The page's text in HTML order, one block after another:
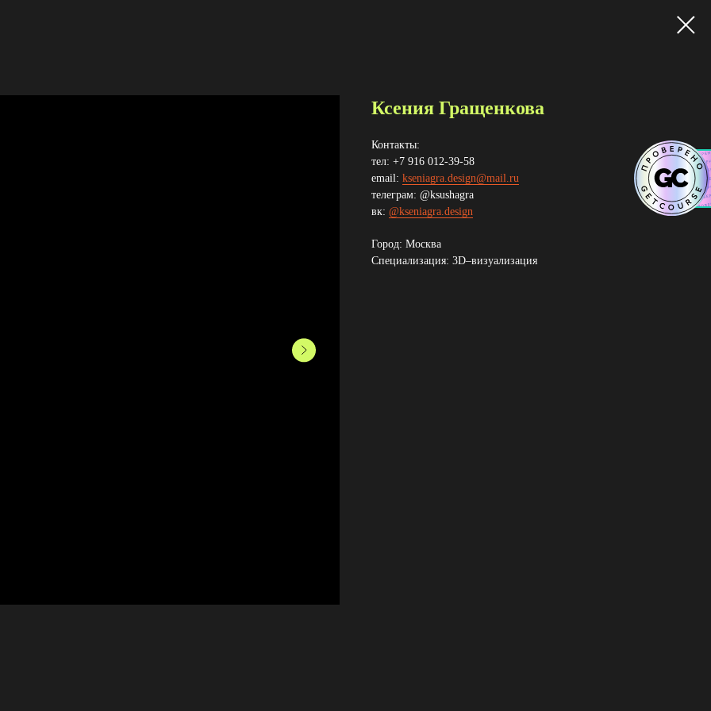
Ксения Гращенкова
Контакты:
тел: +7 916 012-39-58
email: kseniagra.design@mail.ru
телеграм: @ksushagra
вк: @kseniagra.design
Город: Москва
Специализация: 3D–визуализация